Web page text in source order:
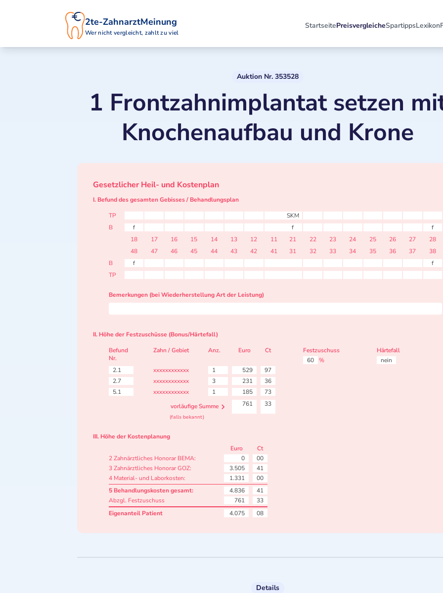
2te-ZahnarztMeinung
Wer nicht vergleicht, zahlt zu viel
StartseitePreisvergleicheSpartippsLexikon
Auktion Nr. 353528
1 Frontzahnimplantat setzen
Knochenaufbau und Krone
Gesetzlicher Heil- und Kostenplan
I. Befund des gesamten Gebisses / Behandlungsplan
TP
SKM
B
f f
f
18
17 16 15 14 13 12 11 21 22 23 24 25 26 27
28
48
47 46 45 44 43 42 41 31 32 33 34 35 36 37
38
B
f
f
TP
Bemerkungen (bei Wiederherstellung Art der Leistung)
II. Höhe der Festzuschüsse (Bonus/Härtefall)
Befund
Nr.
Zahn / Gebiet Anz. Euro Ct
2.1 xxxxxxxxxxxx 1 529
97
2.7
xxxxxxxxxxxx 3 231
36
5.1
xxxxxxxxxxxx 1 185
73
vorläufige Summe
761 33
(falls bekannt)
Festzuschuss
60
%
Härtefall
nein
III. Höhe der Kostenplanung
Euro
Ct
2 Zahnärztliches Honorar BEMA:
0
00
3 Zahnärztliches Honorar GOZ:
3.505
41
4 Material- und Laborkosten:
1.331
00
5 Behandlungskosten gesamt:
4.836
41
Abzgl. Festzuschuss
761
33
Eigenanteil Patient
4.075 08
Details